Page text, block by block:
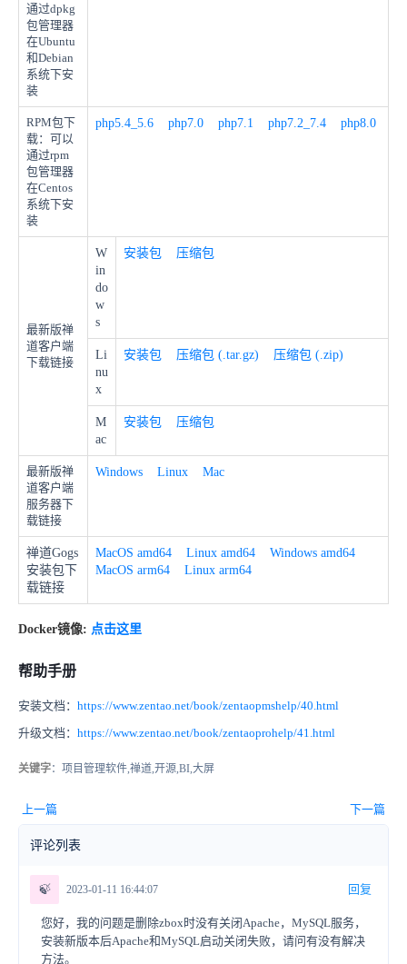
通过dpkg
包管理器
在Ubuntu
和Debian
系统下安
装
RPM包下
载：可以
通过rpm
包管理器
在Centos
系统下安
装
php5.4_5.6 php7.0 php7.1 php7.2_7.4 php8.0
最新版禅
道客户端
下载链接
W
in
do
w
s
安装包 压缩包
Li
nu
x
安装包 压缩包 (.tar.gz) 压缩包 (.zip)
M
ac
安装包 压缩包
最新版禅
道客户端
服务器下
载链接
Windows Linux Mac
禅道Gogs
安装包下
载链接
MacOS amd64 Linux amd64
Windows amd64
MacOS arm64
Linux arm64
Docker镜像: 点击这里
帮助手册
安装文档： https://www.zentao.net/book/zentaopmshelp/40.html
升级文档： https://www.zentao.net/book/zentaoprohelp/41.html
关键字：项目管理软件,禅道,开源,BI,大屏
上一篇 下一篇
评论列表
🍃 2023-01-11 16:44:07 回复
您好，我的问题是删除zbox时没有关闭Apache，MySQL服务，
安装新版本后Apache和MySQL启动关闭失败，请问有没有解决
方法。